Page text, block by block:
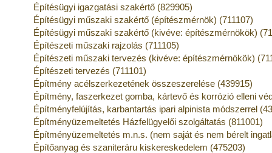
Építésügyi igazgatási szakértő (829905)
Építésügyi műszaki szakértő (építészmérnök) (711107)
Építésügyi műszaki szakértő (kivéve: építészmérnökök)
Építészeti műszaki rajzolás (711105)
Építészeti műszaki tervezés (kivéve: építészmérnökök)
Építészeti tervezés (711101)
Építmény acélszerkezetének összeszerelése (439915)
Építmény, faszerkezet gomba, kártevő és korrózió elleni
Építményfelújítás, karbantartás ipari alpinista módszerrel
Építményüzemeltetés Házfelügyelői szolgáltatás (811001)
Építményüzemeltetés m.n.s. (nem saját és nem bérelt
Építőanyag és szaniteráru kiskereskedelem (475203)